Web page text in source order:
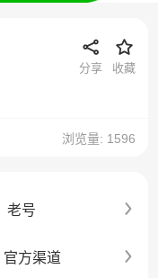
分享 收藏
浏览量: 1596
老号
官方渠道